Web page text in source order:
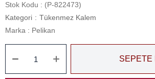
Stok Kodu
(P-822473)
Kategori : Tükenmez Kalem
Marka : Pelikan